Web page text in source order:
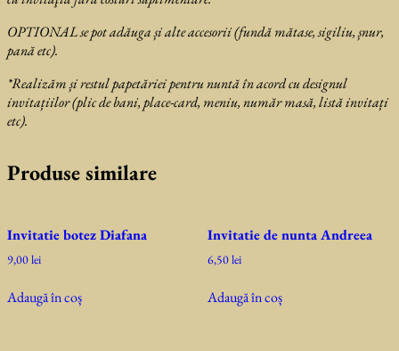
OPTIONAL se pot adăuga și alte accesorii (fundă mătase, sigiliu, șnur,
pană etc).
*Realizăm și restul papetăriei pentru nuntă în acord cu designul
invitațiilor (plic de bani, place-card, meniu, număr masă, listă invitați
etc).
Produse similare
Invitatie botez Diafana
9,00lei
Adaugă în coș
Invitatie de nunta Andreea
6,50lei
Adaugă în coș